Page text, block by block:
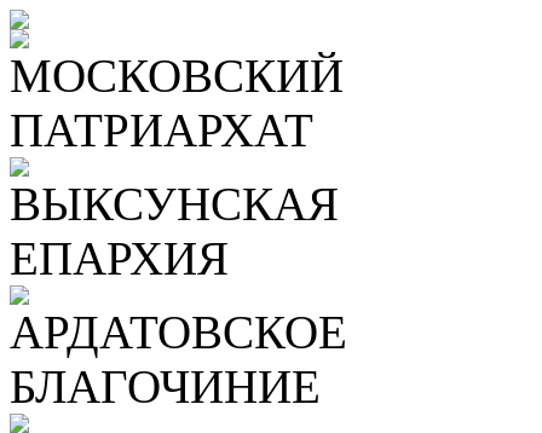
МОСКОВСКИЙ
ПАТРИАРХАТ
ВЫКСУНСКАЯ
ЕПАРХИЯ
АРДАТОВСКОЕ
БЛАГОЧИНИЕ